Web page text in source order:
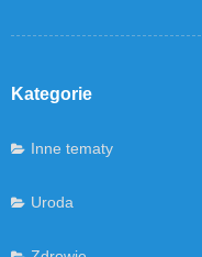
Kategorie
Inne tematy
Uroda